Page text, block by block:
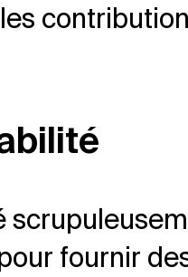
fournir